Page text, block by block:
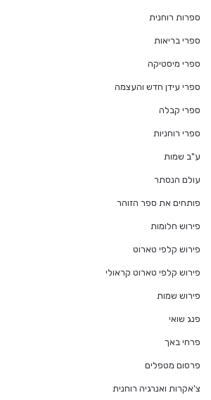
ספרות רוחנית
ספרי בריאות
ספרי מיסטיקה
ספרי עידן חדש והעצמה
ספרי קבלה
ספרי רוחניות
ע"ב שמות
עולם הנסתר
פותחים את ספר הזוהר
פירוש חלומות
פירוש קלפי טארוט
פירוש קלפי טארוט קראולי
פירוש שמות
פנג שואי
פרחי באך
פרסום מטפלים
צ'אקרות ואנרגיה רוחנית